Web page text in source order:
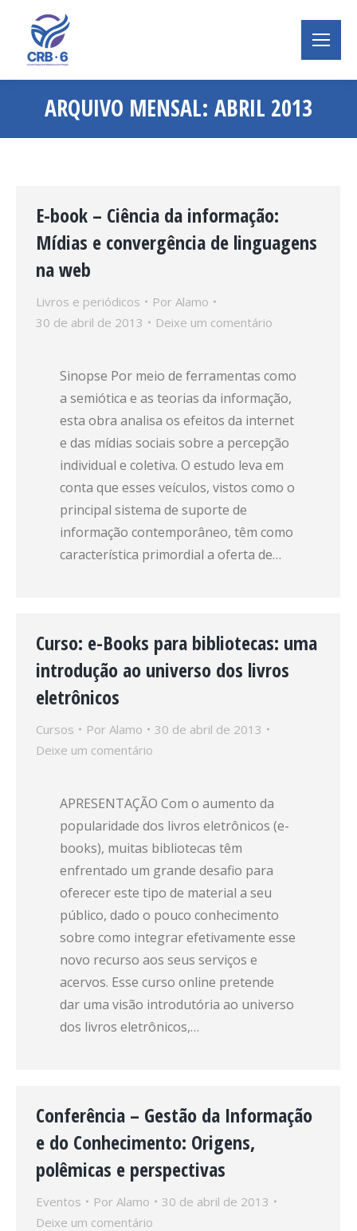
ARQUIVO MENSAL: ABRIL 2013
Você está aqui:
E-book – Ciência da informação:
Mídias e convergência de linguagens
na web
Livros e periódicos Por Alamo
30 de abril de 2013
Deixe um comentário
Sinopse Por meio de ferramentas como
a semiótica e as teorias da informação,
esta obra analisa os efeitos da internet
e das mídias sociais sobre a percepção
individual e coletiva. O estudo leva em
conta que esses veículos, vistos como o
principal sistema de suporte de
informação contemporâneo, têm como
característica primordial a oferta de…
Curso: e-Books para bibliotecas: uma
introdução ao universo dos livros
eletrônicos
Cursos Por Alamo
30 de abril de 2013
Deixe um comentário
APRESENTAÇÃO Com o aumento da
popularidade dos livros eletrônicos (e-
books), muitas bibliotecas têm
enfrentado um grande desafio para
oferecer este tipo de material a seu
público, dado o pouco conhecimento
sobre como integrar efetivamente esse
novo recurso aos seus serviços e
acervos. Esse curso online pretende
dar uma visão introdutória ao universo
dos livros eletrônicos,…
Conferência – Gestão da Informação
e do Conhecimento: Origens,
polêmicas e perspectivas
Eventos Por Alamo
30 de abril de 2013
Deixe um comentário